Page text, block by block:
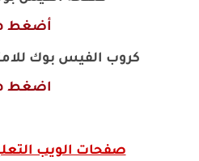
أضغط
كروب الفيس بوك
اضغط
صفحات الويب